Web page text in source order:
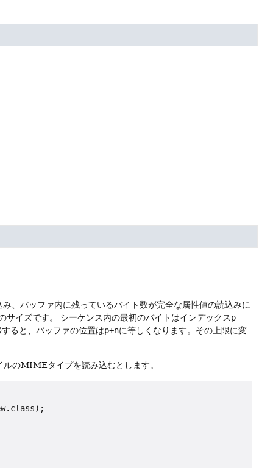
、バッファ内に残っているバイト数が完全な属性値の読込みに
サイズです。 シーケンス内の最初のバイトはインデックスp
すると、バッファの位置はp+nに等しくなります。その上限に変
のMIMEタイプを読み込むとします。